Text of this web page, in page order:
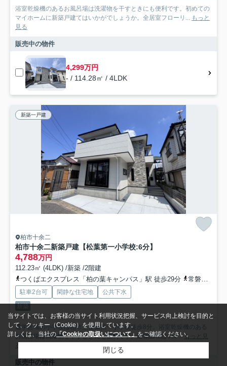
浴室乾燥機のあるお風呂場は洗濯物を干すときにも便利です。初めての
マイホームに新築戸建てはいかがでしょうか。全居室フローリ...
もっと
見る
販売中の物件
4,299万円
- / 114.28㎡ / 4LDK
新築一戸建
柏市十余二
柏市十余二新築戸建【松葉第一小学校:6分】
4,788万円
112.23㎡ (4LDK) /新築 /2階建
つくばエクスプレス「柏の葉キャンパス」駅 徒歩29分
常磐緩行線「北柏」駅 徒歩33分
駐車2台可 閑静な住宅地
公共下水
新築
通学区域の小学校は柏市立松葉第一小学校徒歩8分。浴室乾燥機のある
お風呂場は洗濯物を干すときにも便利です。建物面積は112...もっと見
る
販売中の物件
当サイトでは、お客様の当サイト利用状況把握、サービス向上検討を目的と
して、クッキー（Cookie）を使用しています。
詳しくは、当社の 「Cookieの取扱いについて」 をご確認ください。
閉じる